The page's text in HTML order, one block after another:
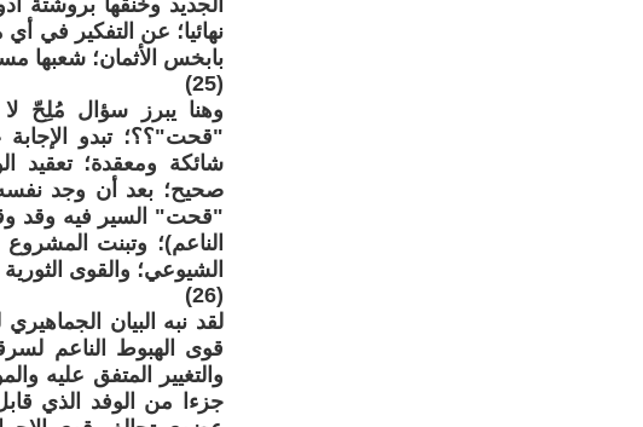
الجديد وخنقها بروشتة
نهائيا؛ عن التفكير في
بابخس الأثمان؛ شعبها
(25)
وهنا يبرز سؤال مُلِحّ
"قحت"؟؟؛ تبدو الإجابة
شائكة ومعقدة؛ تعقيد
صحيح؛ بعد أن وجد
"قحت" السير فيه وقد
الناعم)؛ وتبنت
الشيوعي؛ والقوى
(26)
قوى الهبوط الناعم
والتغيير المتفق عليه